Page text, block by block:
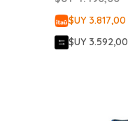
$UY 3.817,00
$UY 3.592,00